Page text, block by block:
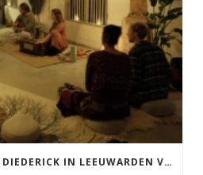
MANTRA ZINGEN MET DIEDERICK IN LEEUWARDEN VRIJDAG 12 JUNI KIRTAN